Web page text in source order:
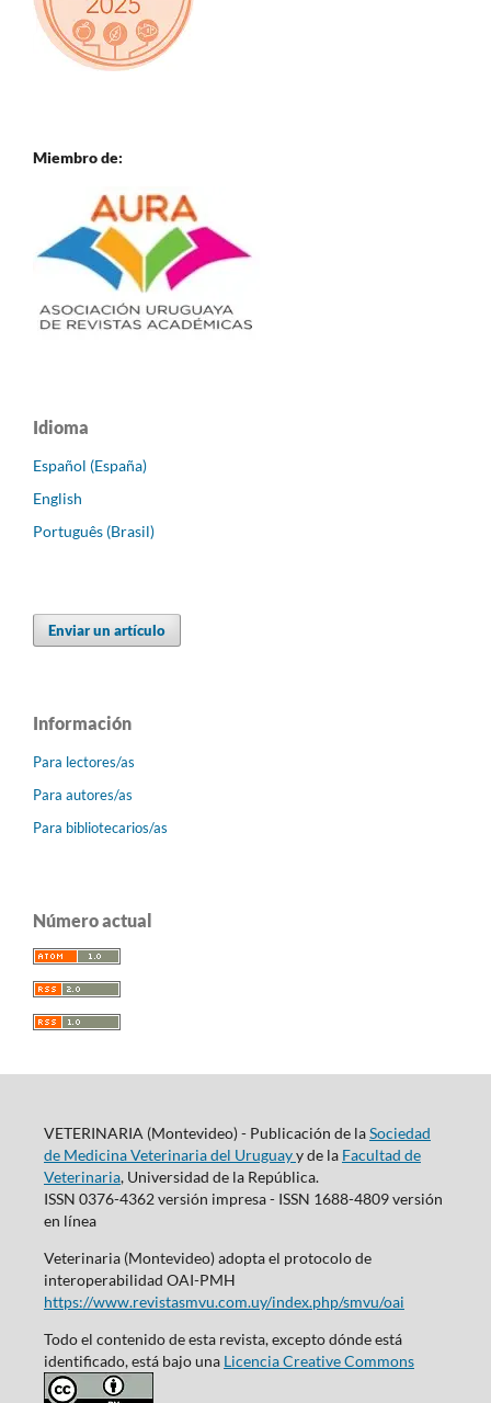
Miembro de:
Idioma
Español (España)
English
Português (Brasil)
Enviar un artículo
Información
Para lectores/as
Para autores/as
Para bibliotecarios/as
Número actual
VETERINARIA (Montevideo) - Publicación de laSociedad
de Medicina Veterinaria del Uruguayy de la Facultad de
Veterinaria, Universidad de la República.
ISSN 0376-4362 versión impresa - ISSN 1688-4809 versión
en línea
Veterinaria (Montevideo) adopta el protocolo de
interoperabilidad OAI-PMH
https://www.revistasmvu.com.uy/index.php/smvu/oai
Todo el contenido de esta revista, excepto dónde está
identificado, está bajo una Licencia Creative Commons